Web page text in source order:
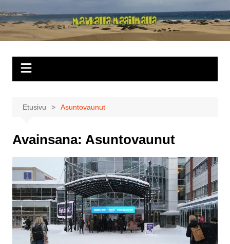
sisältöön
Matkalla
maailmalla
Etusivu Asuntovaunut
Avainsana: Asuntovaunut